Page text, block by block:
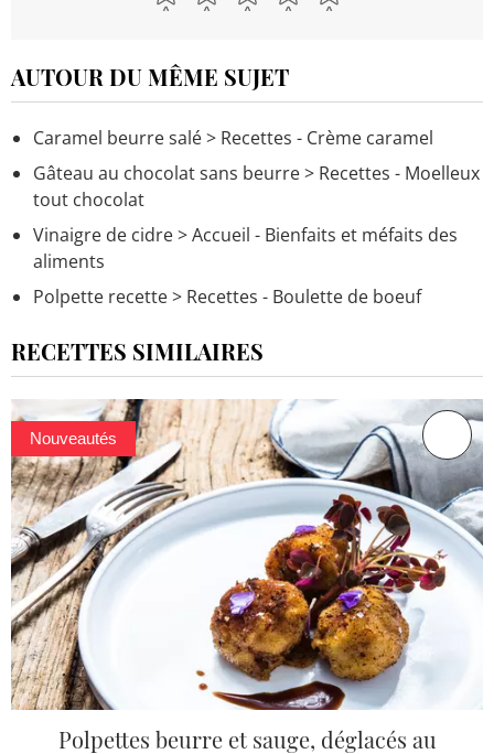
AUTOUR DU MÊME SUJET
Caramel beurre salé> Recettes - Crème caramel
Gâteau au chocolat sans beurre> Recettes - Moelleux
tout chocolat
Vinaigre de cidre> Accueil - Bienfaits et méfaits des
aliments
Polpette recette> Recettes - Boulette de boeuf
RECETTES SIMILAIRES
Nouveautés
Polpettes beurre et sauge, déglacés au